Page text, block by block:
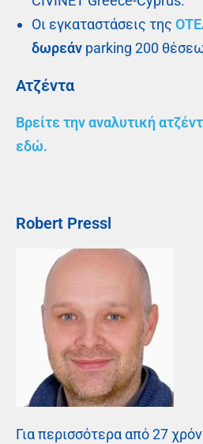
Οι εγκαταστάσεις της
δωρεάν parking 200
Ατζέντα
Βρείτε την αναλυτική
εδώ.
Robert Pressl
Για περισσότερα από 27